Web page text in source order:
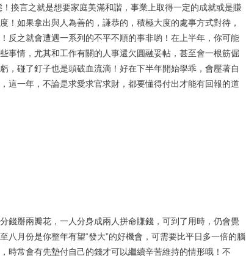
換言之就是想要家庭美滿和諧，事業上取得一定的成就或是賺
！如果拿出與人為善的，謙恭的，積極大度的處事方式對待，
反之就會遭遇一系列的不平不順的事非喲！在上半年，你可能
事情，尤其和工作有關的人事還欠圓融妥帖，甚至會一根筋倔
，碰了釘子也是頭破血流滴！好在下半年開始學乖，會壓著自
這一年，不論是求愛求官求財，都要懂得付出才能有回報的道
錢掰兩瓣花，一人分身成兩人拼命賺錢，可到了用時，仍會覺
八月份是你整年有望“發大”的好機會，可需要比平日多一倍的腦
時常會有先墊付自己的錢才可以繼續辛苦維持的情形哦！不